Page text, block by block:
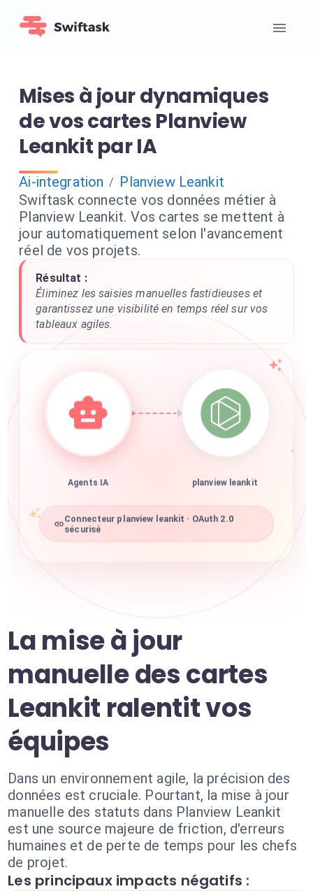
Mises à jour dynamiques
de vos cartes Planview
Leankit par IA
Ai-integration / Planview Leankit
Swiftask connecte vos données métier à
Planview Leankit. Vos cartes se mettent à
jour automatiquement selon l'avancement
réel de vos projets.
Résultat :
Éliminez les saisies manuelles fastidieuses et
garantissez une visibilité en temps réel sur vos
tableaux agiles.
Agents IA planview leankit
Connecteur planview leankit · OAuth 2.0
sécurisé
La mise à jour
manuelle des cartes
Leankit ralentit vos
équipes
Dans un environnement agile, la précision des
données est cruciale. Pourtant, la mise à jour
manuelle des statuts dans Planview Leankit
est une source majeure de friction, d'erreurs
humaines et de perte de temps pour les chefs
de projet.
Les principaux impacts négatifs :